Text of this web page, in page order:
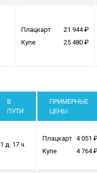
Плацкарт
21 944
Купе
25 480
В
ПУТИ
ПРИМЕРНЫЕ
ЦЕНЫ
1 д. 17 ч.
Плацкарт 4 051
Купе
4 764